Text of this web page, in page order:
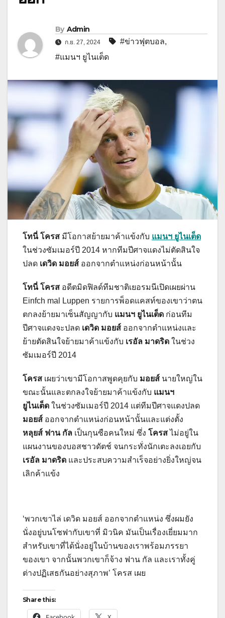
By Admin
ก.ย. 27, 2024 #ข่าวฟุตบอล,
#แมนฯ ยูไนเต็ด
โทนี่ โครส มีโอกาสย้ายมาค้าแข้งกับ แมนฯ ยูไนเต็ด
ในช่วงซัมเมอร์ปี 2014 หากทีมปีศาจแดงไม่ตัดสินใจ
ปลด เดวิด มอยส์ ออกจากตำแหน่งก่อนหน้านั้น
โทนี่ โครส อดีตมิดฟิลด์ทีมชาติเยอรมนีเปิดเผยผ่าน
Einfch mal Luppen รายการพ็อดแคสท์ของเขาว่าตน
ตกลงย้ายมาเซ็นสัญญากับ แมนฯ ยูไนเต็ด ก่อนทีม
ปีศาจแดงจะปลด เดวิด มอยส์ ออกจากตำแหน่งและ
ย้ายตัดสินใจย้ายมาค้าแข้งกับ เรอัล มาดริด ในช่วง
ซัมเมอร์ปี 2014
โครส เผยว่าเขามีโอกาสพูดคุยกับ มอยส์ นายใหญ่ใน
ขณะนั้นและตกลงใจย้ายมาค้าแข้งกับ แมนฯ
ยูไนเต็ด ในช่วงซัมเมอร์ปี 2014 แต่ทีมปีศาจแดงปลด
มอยส์ ออกจากตำแหน่งก่อนหน้านั้นและแต่งตั้ง
หลุยส์ ฟาน กัล เป็นกุนซือคนใหม่ ซึ่ง โครสไม่อยู่ใน
แผนงานของบอสชาวดัตช์ จนกระทั่งนักเตะลงเอยกับ
เรอัล มาดริด และประสบความสำเร็จอย่างยิ่งใหญ่จน
เลิกค้าแข้ง
‘พวกเขาไล่ เดวิด มอยส์ ออกจากตำแหน่ง ซึ่งผมยัง
นั่งอยู่บนโซฟากับเขาที่ มิวนิค มันเป็นเรื่องเยี่ยมมาก
สำหรับเขาที่ได้นั่งอยู่ในบ้านของเราพร้อมภรรยา
ของเขา จากนั้นพวกเขาก็จ้าง ฟาน กัล และเราทั้งคู่
ต่างปฏิเสธกันอย่างสุภาพ’ โครส เผย
Share this: